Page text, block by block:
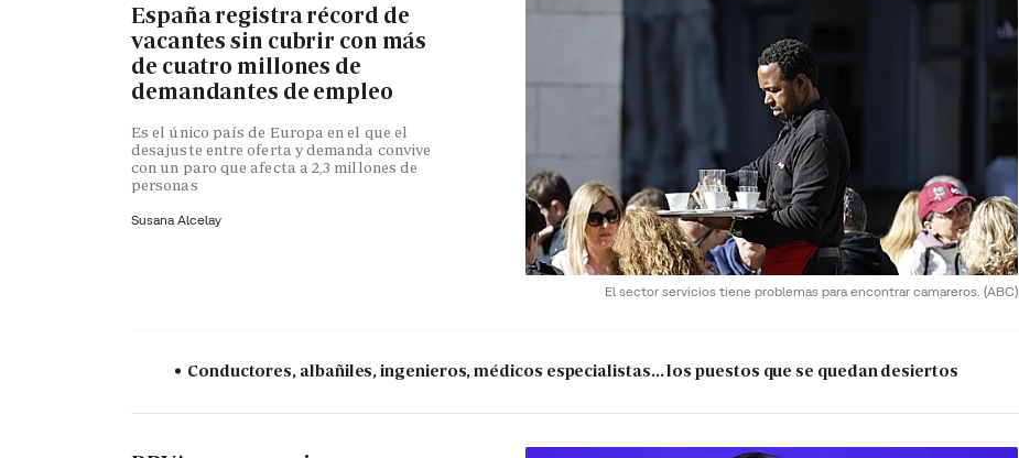
El sector servicios tiene problemas para encontrar camareros. (ABC)
España registra récord de
vacantes sin cubrir con más
de cuatro millones de
demandantes de empleo
Es el único país de Europa en el que el
desajuste entre oferta y demanda convive
con un paro que afecta a 2,3 millones de
personas
Susana Alcelay
Conductores, albañiles, ingenieros, médicos especialistas... los puestos que se quedan desiertos